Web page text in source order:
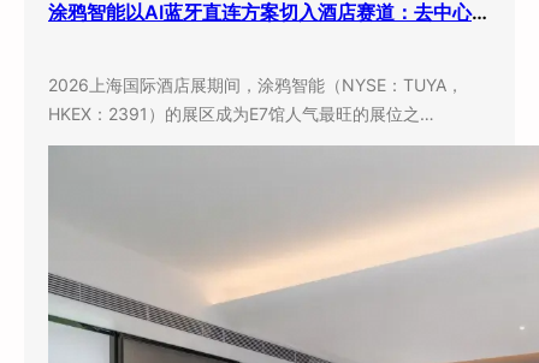
涂鸦智能以AI蓝牙直连方案切入酒店赛道：去中心化架构破解智能化改造三大痛点
2026上海国际酒店展期间，涂鸦智能（NYSE：TUYA，
HKEX：2391）的展区成为E7馆人气最旺的展位之…